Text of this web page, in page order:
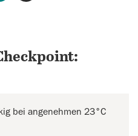
bei angenehmen 23°C